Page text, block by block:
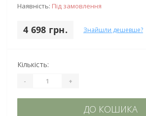
Наявність: Під замовлення
4 698 грн. Знайшли дешевше?
Кількість:
- +
ДО КОШИКА